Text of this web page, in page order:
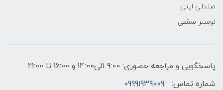
صندلی اپنی
لوستر سقفی
پاسخگویی و مراجعه حضوری: 9:00 الی14:00 و 16:00 تا 21:00
شماره تماس:
09991939009